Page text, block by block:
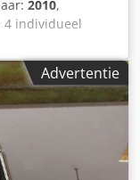
2010,
4 individueel
diameter 80 mm
Hsb Uoha
193 mm
Advertentie